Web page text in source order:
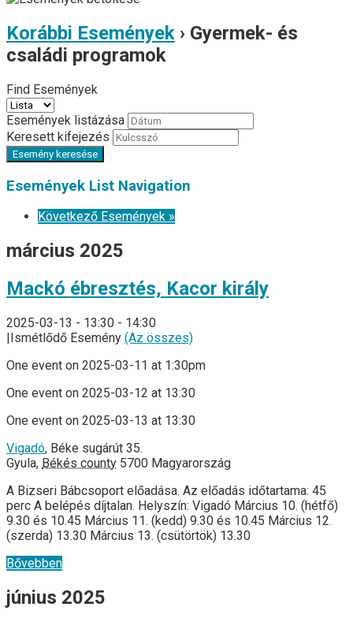
Korábbi Események › Gyermek- és
családi programok
Find Események
Események listázása
Keresett kifejezés
Események List Navigation
Következő Események »
március 2025
Mackó ébresztés, Kacor király
2025-03-13 - 13:30 - 14:30
|Ismétlődő Esemény (Az összes)
One event on 2025-03-11 at 1:30pm
One event on 2025-03-12 at 13:30
One event on 2025-03-13 at 13:30
Vigadó, Béke sugárút 35.
Gyula, Békés county 5700 Magyarország
A Bizseri Bábcsoport előadása. Az előadás időtartama: 45
perc A belépés díjtalan. Helyszín: Vigadó Március 10. (hétfő)
9.30 és 10.45 Március 11. (kedd) 9.30 és 10.45 Március 12.
(szerda) 13.30 Március 13. (csütörtök) 13.30
Bővebben
június 2025